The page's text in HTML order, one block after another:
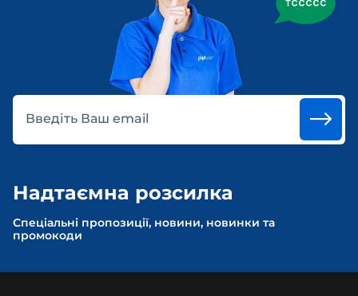
Введіть Ваш email
Надтаємна розсилка
Спеціальні пропозиції, новини, новинки та
промокоди